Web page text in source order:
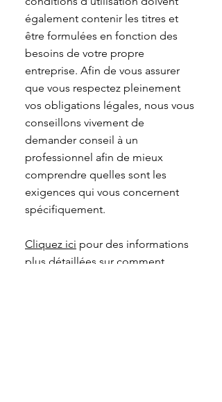
également contenir les titres et
être formulées en fonction des
besoins de votre propre
entreprise. Afin de vous assurer
que vous respectez pleinement
vos obligations légales, nous vous
conseillons vivement de
demander conseil à un
professionnel afin de mieux
comprendre quelles sont les
exigences qui vous concernent
spécifiquement.
Cliquez ici pour des informations
plus détaillées sur comment